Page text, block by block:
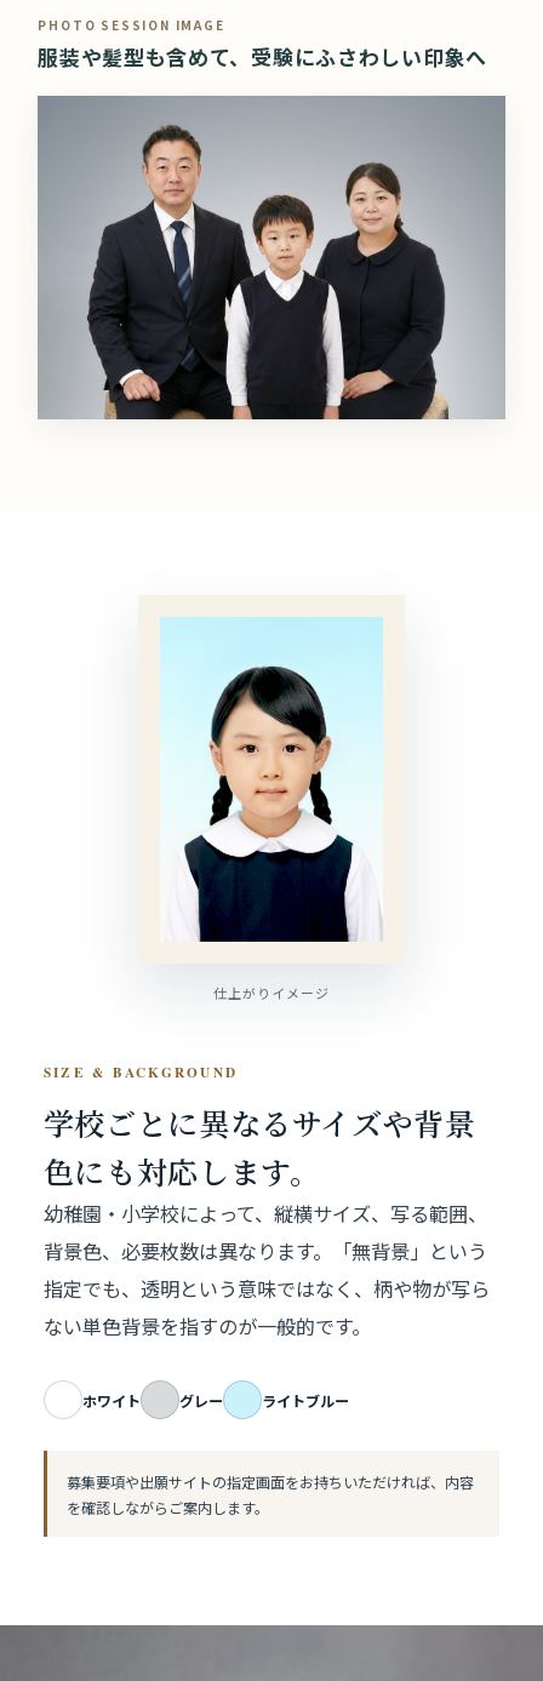
PHOTO SESSION IMAGE
服装や髪型も含めて、受験にふさわしい印象へ
SIZE & BACKGROUND
学校ごとに異なるサイズや背景
色にも対応します。
幼稚園・小学校によって、縦横サイズ、写る範囲、
背景色、必要枚数は異なります。「無背景」という
指定でも、透明という意味ではなく、柄や物が写ら
ない単色背景を指すのが一般的です。
ホワイト グレー ライトブルー
募集要項や出願サイトの指定画面をお持ちいただければ、内容
を確認しながらご案内します。
仕上がりイメージ